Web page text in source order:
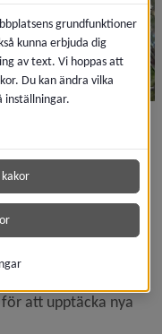
Förskolan har en
utelek med
lek, sandlåda och
där vi
med
att upptäcka nya
grundfunktioner
kunna erbjuda dig
av text. Vi hoppas att
Du kan ändra vilka
inställningar.